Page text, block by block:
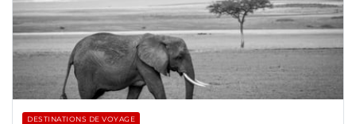
DESTINATIONS DE VOYAGE